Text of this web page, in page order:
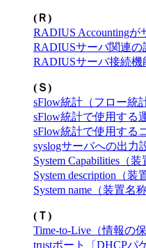
(Ｒ)
RADIUS Accountingが
RADIUSサーバ関連の
RADIUSサーバ接続機
(Ｓ)
sFlow統計（フロー統
sFlow統計で使用する
sFlow統計で使用する
syslogサーバへの出力
System Capabilities（装
System description（装
System name（装置名称
(Ｔ)
Time-to-Live（情報の
trustポート〔DHCPパ